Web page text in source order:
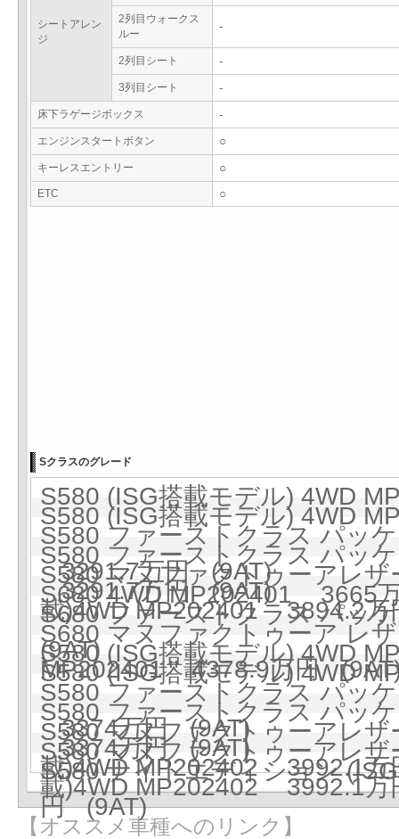
シートアレン
ジ
2列目ウォークス
ルー
-
2列目シート -
3列目シート -
床下ラゲージボックス -
エンジンスタートボタン ○
キーレスエントリー ○
ETC ○
Sクラスのグレード
S580 (ISG搭載モデル) 4WD
S580 (ISG搭載モデル) 4WD
S580 ファーストクラス パッ
3291.7万円 (9AT)
S580 ファーストクラス パッ
3291.7万円 (9AT)
S580 マヌファクトゥーアレ
載)4WD MP202401 3894.2
S680 4WD MP202401 3665
S680 ファーストクラス パッ
(9AT)
S680 マヌファクトゥーア レ
MP202401 4378.9万円
S580 (ISG搭載モデル) 4WD
S580 (ISG搭載モデル) 4WD
S580 ファーストクラス パッ
3374万円 (9AT)
S580 ファーストクラス パッ
3374万円 (9AT)
S580 マヌファクトゥーアレ
載)4WD MP202402 3992.1
S580 マヌファクトゥーアレ
載)4WD MP202402 3992.1
S580 ナイトエディション
円 (9AT)
【オススメ車種へのリンク】